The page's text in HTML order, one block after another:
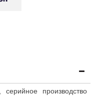
производство